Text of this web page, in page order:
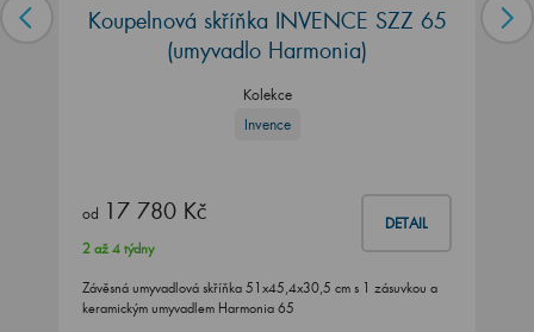
Koupelnová skříňka INVENCE SZZ 65
(umyvadlo Harmonia)
Kolekce
Invence
od 17 780 Kč DETAIL
2 až 4 týdny
Závěsná umyvadlová skříňka 51x45,4x30,5 cm s 1 zásuvkou a
keramickým umyvadlem Harmonia 65